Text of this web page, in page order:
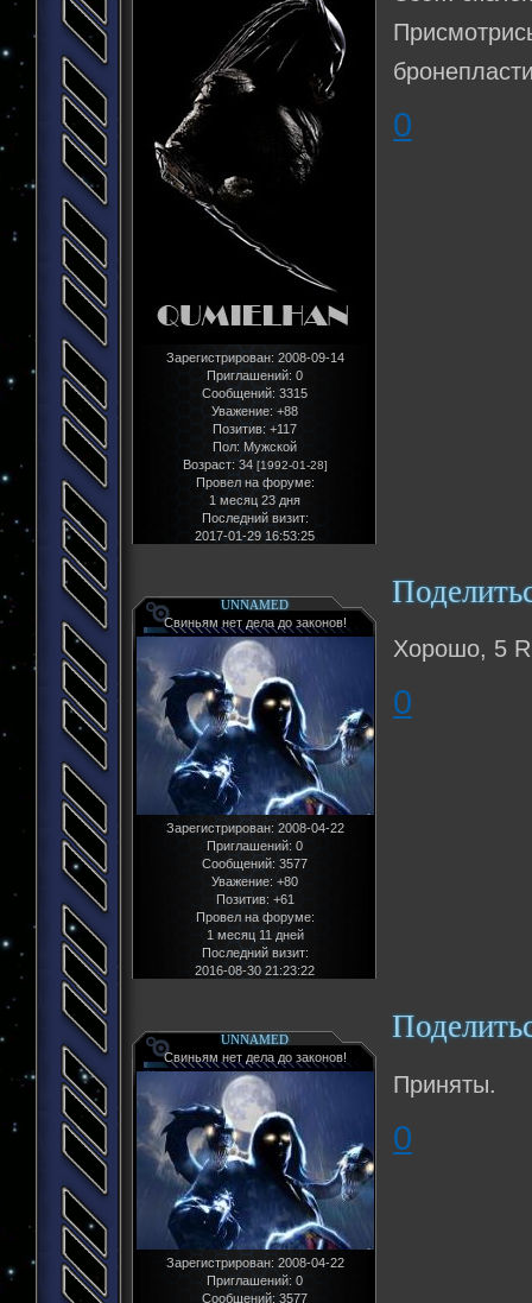
Зарегистрирован: 2008-09-14
Приглашений: 0
Сообщений: 3315
Уважение: +88
Позитив: +117
Пол: Мужской
Возраст: 34 [1992-01-28]
Провел на форуме:
1 месяц 23 дня
Последний визит:
2017-01-29 16:53:25
0
UNNAMED
Свиньям нет дела до законов!
Зарегистрирован: 2008-04-22
Приглашений: 0
Сообщений: 3577
Уважение: +80
Позитив: +61
Провел на форуме:
1 месяц 11 дней
Последний визит:
2016-08-30 21:23:22
Хорошо, 5
0
UNNAMED
Свиньям нет дела до законов!
Зарегистрирован: 2008-04-22
Приглашений: 0
Сообщений: 3577
Приняты.
0